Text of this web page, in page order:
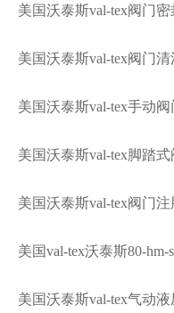
美国沃泰斯val-tex阀门密
美国沃泰斯val-tex阀门
美国沃泰斯val-tex手动
美国沃泰斯val-tex脚踏式
美国沃泰斯val-tex阀门
美国val-tex沃泰斯80-
美国沃泰斯val-tex气动液